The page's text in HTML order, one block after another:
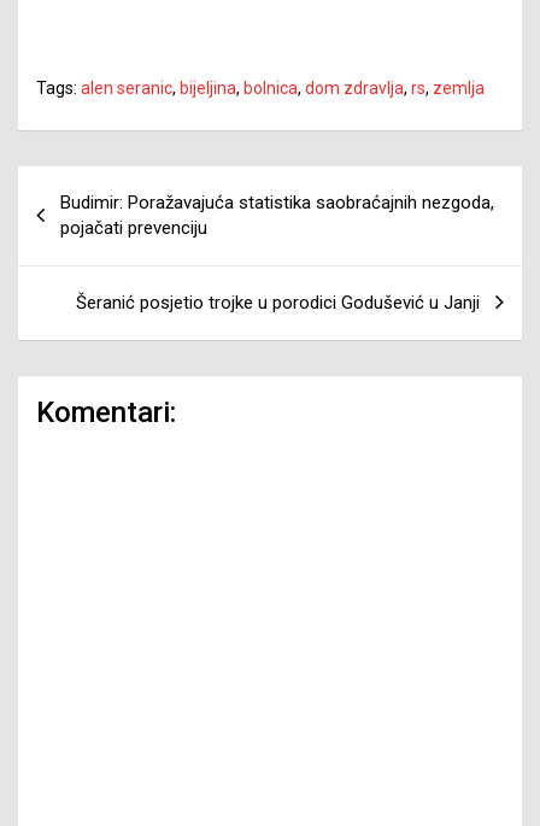
Tags: alen seranic, bijeljina, bolnica, dom zdravlja, rs, zemlja
članaka
Budimir: Poražavajuća statistika saobraćajnih nezgoda,
pojačati prevenciju
Šeranić posjetio trojke u porodici Godušević u Janji
Komentari: